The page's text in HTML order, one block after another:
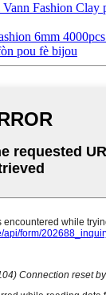
Fashion Clay
6mm
pou fè bijou